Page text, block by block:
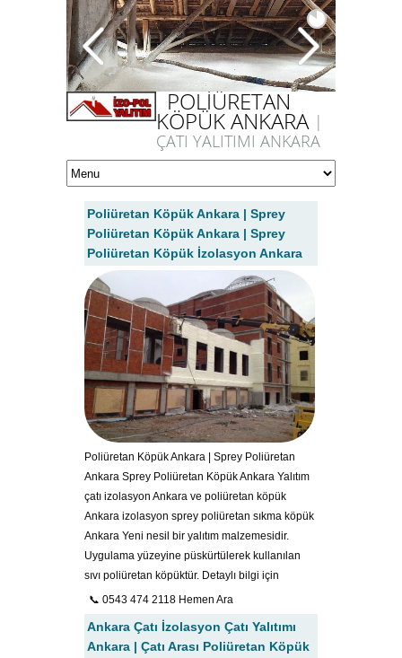
POLİÜRETAN
KÖPÜK ANKARA |
ÇATI YALITIMI ANKARA
Poliüretan Köpük Ankara | Sprey
Poliüretan Köpük Ankara | Sprey
Poliüretan Köpük İzolasyon Ankara
Poliüretan Köpük Ankara | Sprey Poliüretan
Ankara Sprey Poliüretan Köpük Ankara Yalıtım
çatı izolasyon Ankara ve poliüretan köpük
Ankara izolasyon sprey poliüretan sıkma köpük
Ankara Yeni nesil bir yalıtım malzemesidir.
Uygulama yüzeyine püskürtülerek kullanılan
sıvı poliüretan köpüktür. Detaylı bilgi için
📞 0543 474 2118 Hemen Ara
Ankara Çatı İzolasyon Çatı Yalıtımı
Ankara | Çatı Arası Poliüretan Köpük